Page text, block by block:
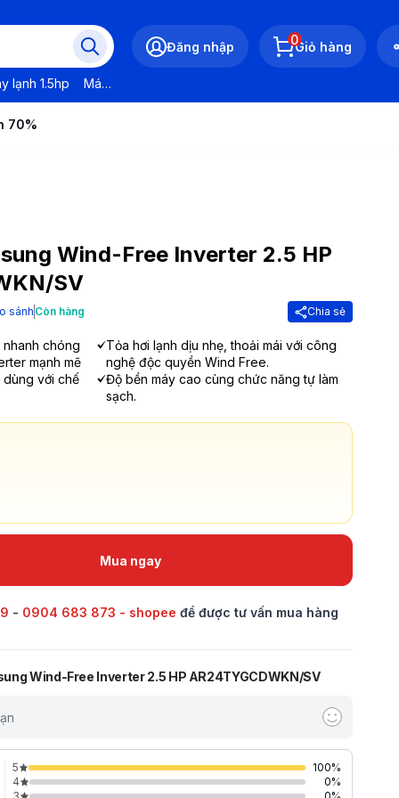
lạnh 1.5hp Máy lạnh LG
Đăng nhập 0Giỏ hàng
70%
Wind-Free Inverter 2.5 HP
SV
sánh Còn hàng Chia sẻ
nhanh chóng
mạnh mẽ
Tỏa hơi lạnh dịu nhẹ, thoải mái với công
nghệ độc quyền Wind Free.
với chế
Độ bền máy cao cùng chức năng tự làm
sạch.
Mua ngay
- 0904 683 873 - shopee để được tư vấn mua hàng
Wind-Free Inverter 2.5 HP AR24TYGCDWKN/SV
5 100%
4
0%